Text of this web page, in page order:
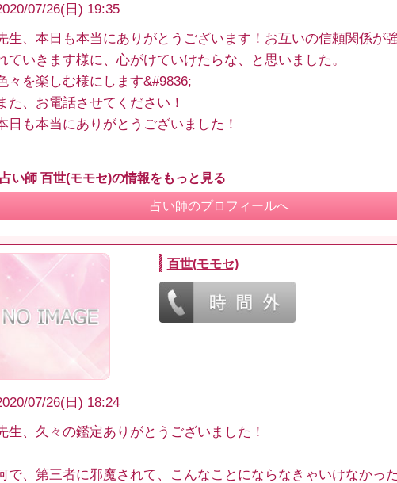
07/26(日) 19:35
生、本日も本当にありがとうございます！お互いの信頼関係が
ていきます様に、心がけていけたらな、と思いました。
々を楽しむ様にします&#9836;
た、お電話させてください！
日も本当にありがとうございました！
占い師 百世(モモセ)の情報をもっと見る
占い師のプロフィールへ
百世(モモセ)
07/26(日) 18:24
生、久々の鑑定ありがとうございました！
で、第三者に邪魔されて、こんなことにならなきゃいけなかっ